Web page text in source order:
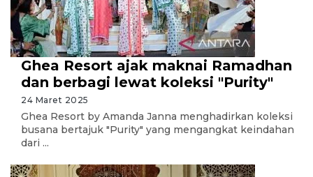
Ghea Resort ajak maknai Ramadhan
dan berbagi lewat koleksi "Purity"
24 Maret 2025
Ghea Resort by Amanda Janna menghadirkan koleksi
busana bertajuk "Purity" yang mengangkat keindahan
dari ...